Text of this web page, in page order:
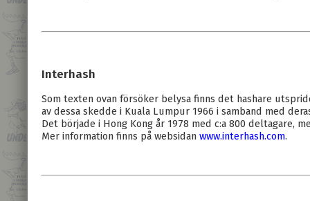
Interhash
Som texten ovan försöker belysa finns det hashare
av dessa skedde i Kuala Lumpur 1966 i samband med
Det började i Hong Kong år 1978 med c:a 800 deltagare,
Mer information finns på websidan www.interhash.com.